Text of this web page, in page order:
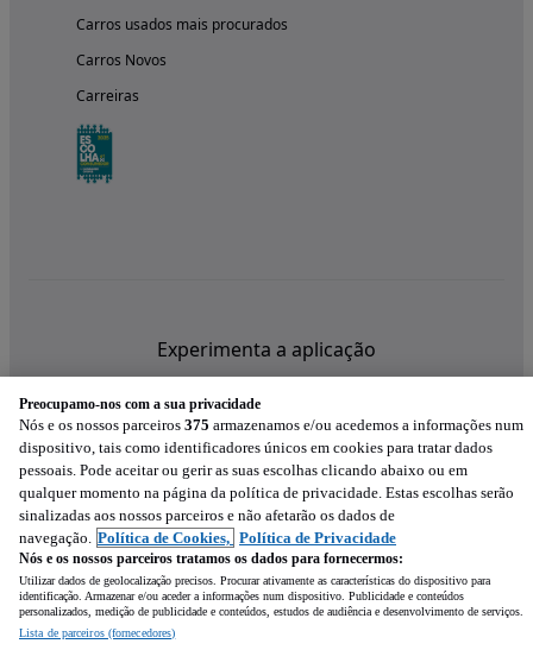
Carros usados mais procurados
Carros Novos
Carreiras
Experimenta a aplicação
Preocupamo-nos com a sua privacidade
Nós e os nossos parceiros 375 armazenamos e/ou acedemos a informações num
dispositivo, tais como identificadores únicos em cookies para tratar dados
pessoais. Pode aceitar ou gerir as suas escolhas clicando abaixo ou em
qualquer momento na página da política de privacidade. Estas escolhas serão
sinalizadas aos nossos parceiros e não afetarão os dados de
navegação. Política de Cookies, Política de Privacidade
Nós e os nossos parceiros tratamos os dados para fornecermos:
Utilizar dados de geolocalização precisos. Procurar ativamente as características do dispositivo para
identificação. Armazenar e/ou aceder a informações num dispositivo. Publicidade e conteúdos
personalizados, medição de publicidade e conteúdos, estudos de audiência e desenvolvimento de serviços.
Lista de parceiros (fornecedores)